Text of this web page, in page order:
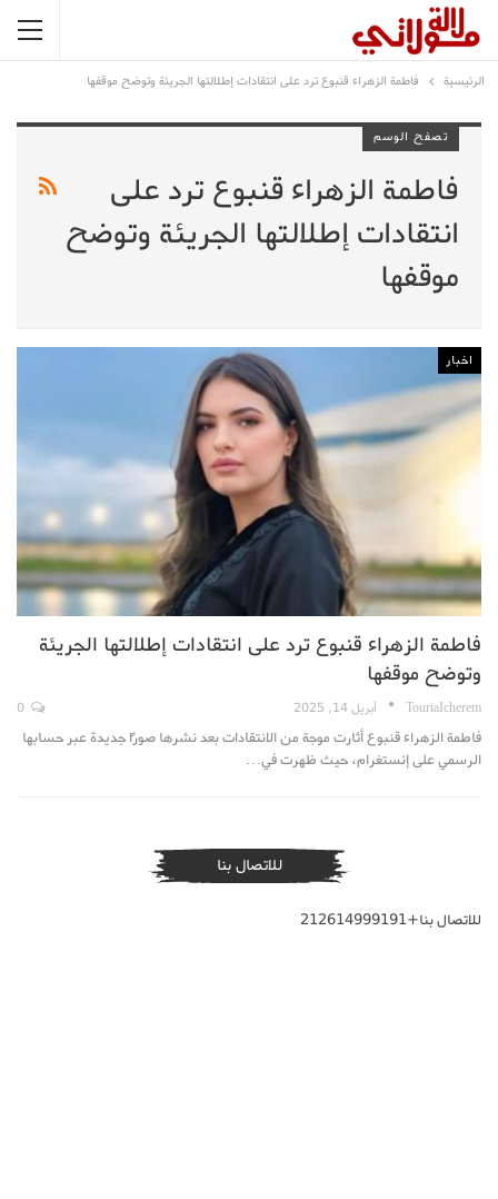
الرئيسية فاطمة الزهراء قنبوع ترد على انتقادات إطلالتها الجريئة وتوضح موقفها
تصفح الوسم
فاطمة الزهراء قنبوع ترد على
انتقادات إطلالتها الجريئة وتوضح
موقفها
اخبار
فاطمة الزهراء قنبوع ترد على انتقادات إطلالتها الجريئة
وتوضح موقفها
TouriaIcherem أبريل 14, 2025
فاطمة الزهراء قنبوع أثارت موجة من الانتقادات بعد نشرها صورًا جديدة عبر حسابها
الرسمي على إنستغرام، حيث ظهرت في…
للاتصال بنا
للاتصال بنا+212614999191